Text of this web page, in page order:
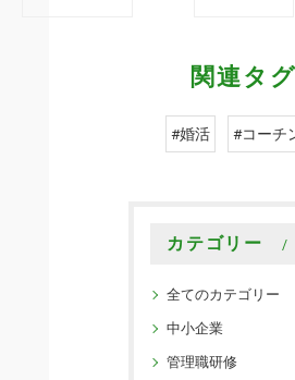
関連タグ
#婚活 #コーチ
カテゴリー
全てのカテゴリー
中小企業
管理職研修